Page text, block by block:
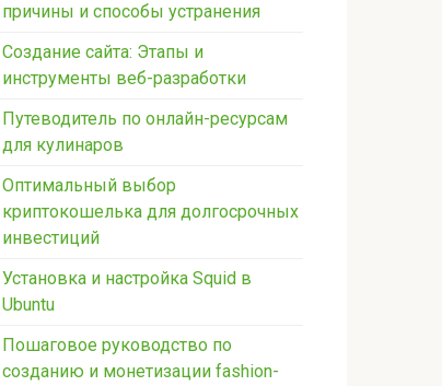
причины и способы устранения
Создание сайта: Этапы и
инструменты веб-разработки
Путеводитель по онлайн-ресурсам
для кулинаров
Оптимальный выбор
криптокошелька для долгосрочных
инвестиций
Установка и настройка Squid в
Ubuntu
Пошаговое руководство по
созданию и монетизации fashion-